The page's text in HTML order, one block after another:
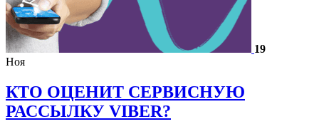
19
Ноя
КТО ОЦЕНИТ СЕРВИСНУЮ
РАССЫЛКУ VIBER?